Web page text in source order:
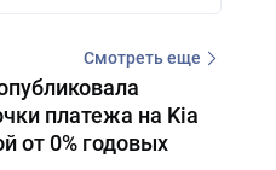
Смотреть еще
платежа на Kia
от 0% годовых